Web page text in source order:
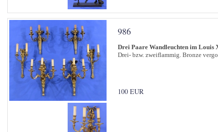
986
Drei Paare Wandleuchten im Louis
Drei- bzw. zweiflammig. Bronze
100 EUR